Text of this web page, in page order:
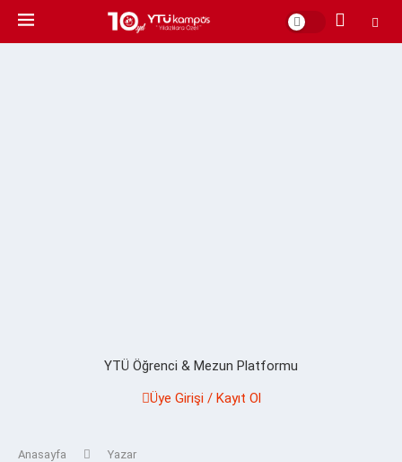
YTÜ Öğrenci & Mezun Platformu
Üye Girişi / Kayıt Ol
Anasayfa Yazar